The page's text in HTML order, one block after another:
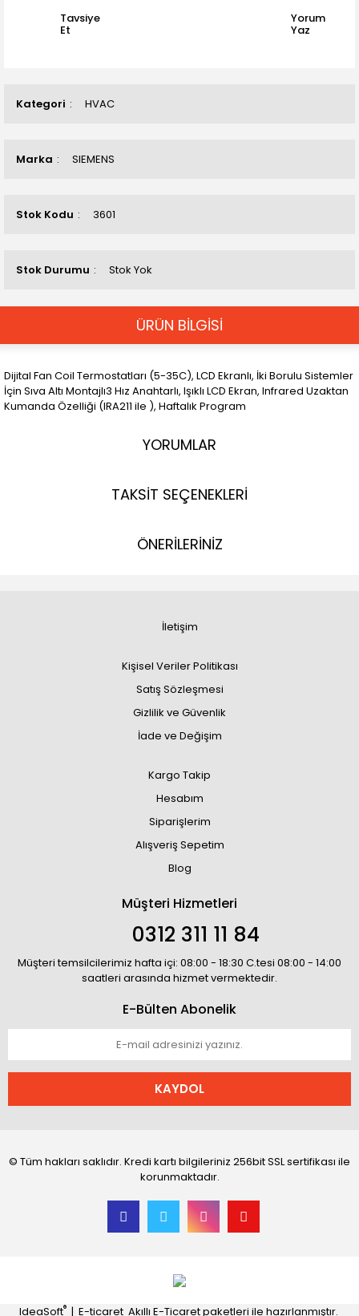
Kategori HVAC
Marka SIEMENS
Stok Kodu 3601
Stok Durumu Stok Yok
Tavsiye
Et
Yorum
Yaz
ÜRÜN BİLGİSİ
Dijital Fan Coil Termostatları (5-35C), LCD Ekranlı, İki Borulu Sistemler
İçin Sıva Altı Montajlı3 Hız Anahtarlı, Işıklı LCD Ekran, Infrared Uzaktan
Kumanda Özelliği (IRA211 ile ), Haftalık Program
YORUMLAR
TAKSİT SEÇENEKLERİ
ÖNERİLERİNİZ
İletişim
Kişisel Veriler Politikası
Satış Sözleşmesi
Gizlilik ve Güvenlik
İade ve Değişim
Kargo Takip
Hesabım
Siparişlerim
Alışveriş Sepetim
Blog
Müşteri Hizmetleri
0312 311 11 84
Müşteri temsilcilerimiz hafta içi: 08:00 - 18:30 C.tesi 08:00 - 14:00
saatleri arasında hizmet vermektedir.
E-Bülten Abonelik
KAYDOL
© Tüm hakları saklıdır. Kredi kartı bilgileriniz 256bit SSL sertifikası ile
korunmaktadır.
IdeaSoft® | E-ticaret Akıllı E-Ticaret paketleri ile hazırlanmıştır.